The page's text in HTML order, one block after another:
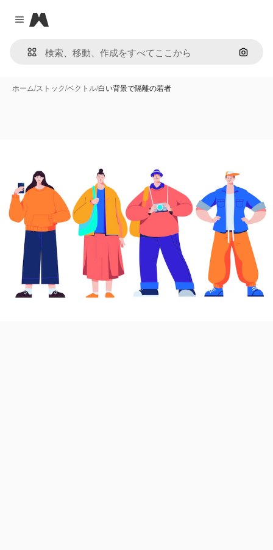
Close menu
Magnific
画像で
ホーム/ストック/ベクトル/白い背景で隔離の若者